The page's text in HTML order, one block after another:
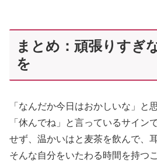
まとめ：頑張りすぎ
を
「なんだか今日はおかしいな」と
「休んでね」と言っているサイン
せず、温かいはと麦茶を飲んで、
そんな自分をいたわる時間を持つ